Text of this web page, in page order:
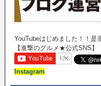
YouTubeはじめました！！是
【進撃のグルメ★公式SNS】
Instagram